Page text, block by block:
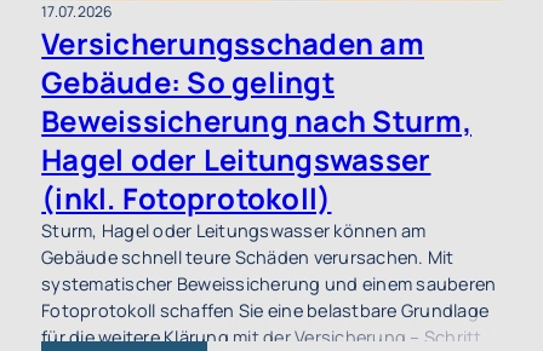
17.07.2026
Versicherungsschaden am
Gebäude: So gelingt
Beweissicherung nach Sturm,
Hagel oder Leitungswasser
(inkl. Fotoprotokoll)
Sturm, Hagel oder Leitungswasser können am
Gebäude schnell teure Schäden verursachen. Mit
systematischer Beweissicherung und einem sauberen
Fotoprotokoll schaffen Sie eine belastbare Grundlage
für die weitere Klärung mit der Versicherung – Schritt